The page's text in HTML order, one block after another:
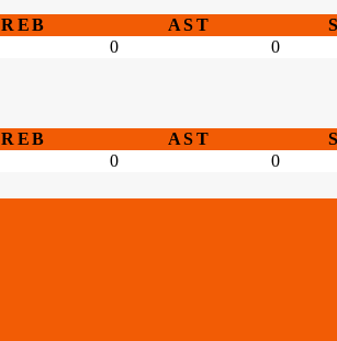
REB AST
0 0
REB AST
0 0